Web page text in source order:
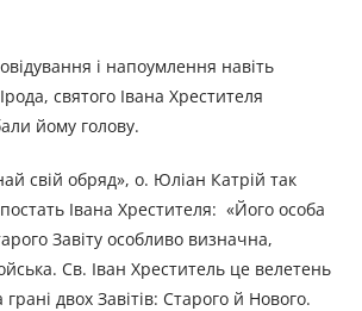
і напоумлення навіть
святого Івана Хрестителя
йому голову.
свій обряд», о. Юліан Катрій так
Івана Хрестителя: «Його особа
Завіту особливо визначна,
Св. Іван Хреститель це велетень
двох Завітів: Старого й Нового.